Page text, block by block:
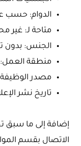
الدوام: حسب
متاحة لـ: غير
الجنس: بدون
منطقة العمل:
مصدر الوظيفة:
تاريخ نشر الإعلان: 21
إضافة إلى ما سبق
الاتصال بقسم